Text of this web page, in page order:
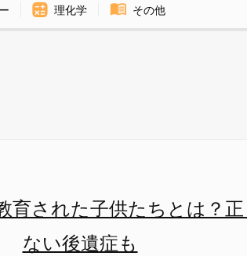
理化学 その他
育された子供たちとは？
ない後遺症も